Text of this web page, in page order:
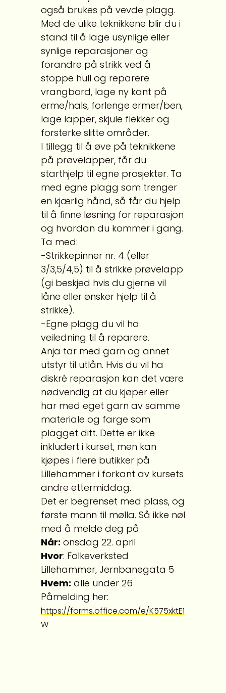
også brukes på vevde plagg.
Med de ulike teknikkene blir du i
stand til å lage usynlige eller
synlige reparasjoner og
forandre på strikk ved å
stoppe hull og reparere
vrangbord, lage ny kant på
erme/hals, forlenge ermer/ben,
lage lapper, skjule flekker og
forsterke slitte områder.
I tillegg til å øve på teknikkene
på prøvelapper, får du
starthjelp til egne prosjekter. Ta
med egne plagg som trenger
en kjærlig hånd, så får du hjelp
til å finne løsning for reparasjon
og hvordan du kommer i gang.
Ta med:
-Strikkepinner nr. 4 (eller
3/3,5/4,5) til å strikke prøvelapp
(gi beskjed hvis du gjerne vil
låne eller ønsker hjelp til å
strikke).
-Egne plagg du vil ha
veiledning til å reparere.
Anja tar med garn og annet
utstyr til utlån. Hvis du vil ha
diskré reparasjon kan det være
nødvendig at du kjøper eller
har med eget garn av samme
materiale og farge som
plagget ditt. Dette er ikke
inkludert i kurset, men kan
kjøpes i flere butikker på
Lillehammer i forkant av kursets
andre ettermiddag.
Det er begrenset med plass, og
første mann til mølla. Så ikke nøl
med å melde deg på
Når: onsdag 22. april
Hvor: Folkeverksted
Lillehammer, Jernbanegata 5
Hvem: alle under 26
Påmelding her:
https://forms.office.com/e/K575xktE1
W